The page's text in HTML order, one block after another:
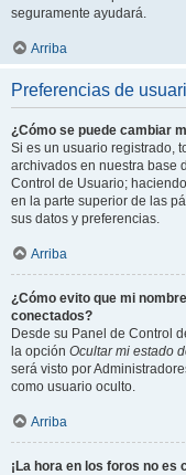
seguramente ayudará.
Arriba
Preferencias de
¿Cómo se puede cambiar
Si es un usuario registrado,
archivados en nuestra base
Control de Usuario;
en la parte superior de las
sus datos y preferencias.
Arriba
¿Cómo evito que mi
conectados?
Desde su Panel de Control
la opción Ocultar mi estado
será visto por
como usuario oculto.
Arriba
¡La hora en los foros no es